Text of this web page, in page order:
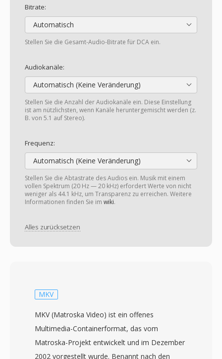
Bitrate:
Automatisch
Stellen Sie die Gesamt-Audio-Bitrate für DCA ein.
Audiokanäle:
Automatisch (Keine Veränderung)
Stellen Sie die Anzahl der Audiokanäle ein. Diese Einstellung
ist am nützlichsten, wenn Kanäle heruntergemischt werden (z.
B. von 5.1 auf Stereo).
Frequenz:
Automatisch (Keine Veränderung)
Stellen Sie die Abtastrate des Audios ein. Musik mit einem
vollen Spektrum (20 Hz — 20 kHz) erfordert Werte von nicht
weniger als 44.1 kHz, um Transparenz zu erreichen. Weitere
Informationen finden Sie im wiki.
Alles zurücksetzen
MKV
MKV (Matroska Video) ist ein offenes
Multimedia-Containerformat, das vom
Matroska-Projekt entwickelt und im Dezember
2002 vorgestellt wurde. Benannt nach den